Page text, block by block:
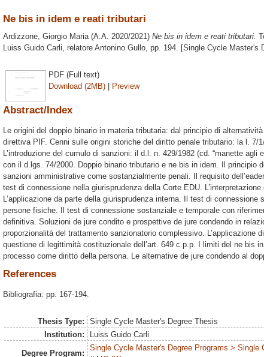
Ne bis in idem e reati tributari
Ardizzone, Giorgio Maria(A.A. 2020/2021) Ne bis in idem e reati tributari.
Luiss Guido Carli, relatore Antonino Gullo, pp. 194. [Single Cycle Master's
PDF (Full text)
Download (2MB) | Preview
Abstract/Index
Le origini del doppio binario in materia tributaria: dal principio di
direttiva PIF. Cenni sulle origini storiche del diritto penale tributario: la l. 7/
L’introduzione del cumulo di sanzioni: il d.l. n. 429/1982 (cd. “manette
con il d.lgs. 74/2000. Doppio binario tributario e ne bis in idem. Il principio
sanzioni amministrative come sostanzialmente penali. Il requisito
test di connessione nella giurisprudenza della Corte EDU. L’interpretazione
L’applicazione da parte della giurisprudenza interna. Il test di
persone fisiche. Il test di connessione sostanziale e temporale con
definitiva. Soluzioni de jure condito e prospettive de jure condendo in
proporzionalità del trattamento sanzionatorio complessivo. L’applicazione
questione di legittimità costituzionale dell’art. 649 c.p.p. I limiti del ne bis
processo come diritto della persona. Le alternative de jure condendo al
References
Bibliografia: pp. 167-194.
Thesis Type:
Single Cycle Master's Degree Thesis
Institution:
Luiss Guido Carli
Degree Program:
Single Cycle Master's Degree Programs > Single